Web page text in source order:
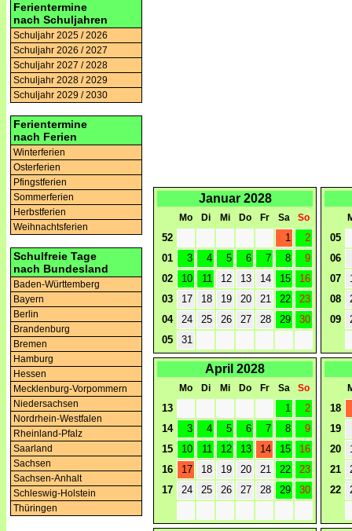
Ferientermine
nach Schuljahren
Schuljahr 2025 / 2026
Schuljahr 2026 / 2027
Schuljahr 2027 / 2028
Schuljahr 2028 / 2029
Schuljahr 2029 / 2030
Ferientermine
nach Ferien
Winterferien
Osterferien
Pfingstferien
Sommerferien
Herbstferien
Weihnachtsferien
Schulfreie Tage
nach Bundesland
Baden-Württemberg
Bayern
Berlin
Brandenburg
Bremen
Hamburg
Hessen
Mecklenburg-Vorpommern
Niedersachsen
Nordrhein-Westfalen
Rheinland-Pfalz
Saarland
Sachsen
Sachsen-Anhalt
Schleswig-Holstein
Thüringen
Januar 2028
Mo Di Mi Do Fr Sa So
52 1
2
01
3 4 5 6 7 8
9
02
10 11 12 13 14 15
16
03
17 18 19 20 21 22
23
04
24 25 26 27 28 29
30
05
31
05
06
07
08
09
April 2028
Mo Di Mi Do Fr Sa So
13 1
2
14
3 4 5 6 7 8
9
15
10 11 12 13 14 15
16
16
17 18 19 20 21 22
23
17
24 25 26 27 28 29 30
18
19
20
21
22